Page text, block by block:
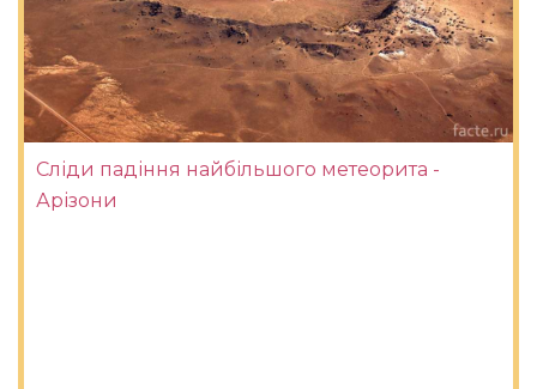
Сліди падіння найбільшого метеорита -
Арізони